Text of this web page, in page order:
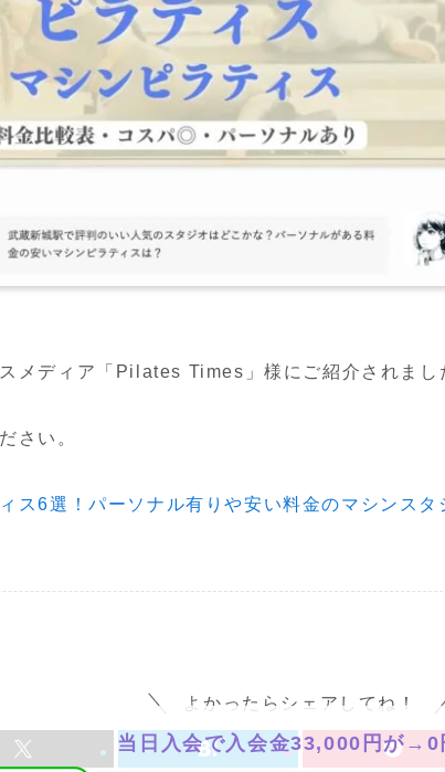
メディア「Pilates Times」様にご紹介されまし
さい。
ス6選！パーソナル有りや安い料金のマシンス
よかったらシェアしてね！
当日入会で入会金33,000円が→0